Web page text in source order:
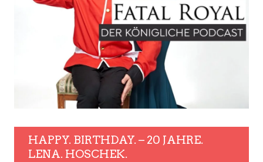
HAPPY. BIRTHDAY. – 20 JAHRE.
LENA. HOSCHEK.